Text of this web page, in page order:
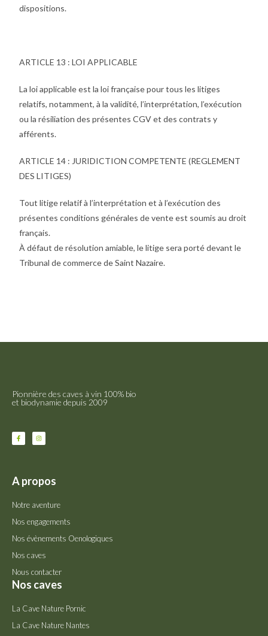
dispositions.
ARTICLE 13 : LOI APPLICABLE
La loi applicable est la loi française pour tous les litiges
relatifs, notamment, à la validité, l’interprétation, l’exécution
ou la résiliation des présentes CGV et des contrats y
afférents.
ARTICLE 14 : JURIDICTION COMPETENTE (REGLEMENT
DES LITIGES)
Tout litige relatif à l’interprétation et à l’exécution des
présentes conditions générales de vente est soumis au droit
français.
À défaut de résolution amiable, le litige sera porté devant le
Tribunal de commerce de Saint Nazaire.
Pionnière des caves à vin 100% bio
et biodynamie depuis 2009
A propos
Notre aventure
Nos engagements
Nos évènements Oenologiques
Nos caves
Nous contacter
Nos caves
La Cave Nature Pornic
La Cave Nature Nantes